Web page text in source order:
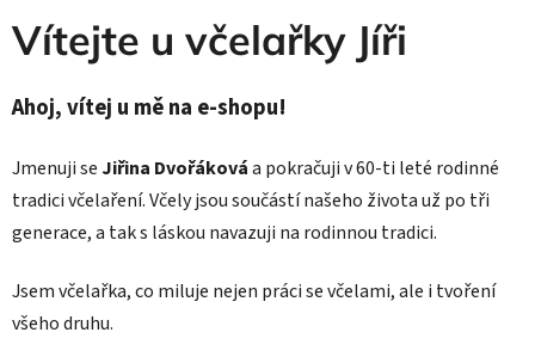
t
e
u
v
č
e
l
a
Vítejte u včelařky Jíři
Ahoj, vítej u mě na e-shopu!
Jmenuji se Jiřina Dvořákováa pokračuji v 60-ti leté rodinné
tradici včelaření. Včely jsou součástí našeho života už po tři
generace, a tak s láskou navazuji na rodinnou tradici.
Jsem včelařka, co miluje nejen práci se včelami, ale i tvoření
všeho druhu.